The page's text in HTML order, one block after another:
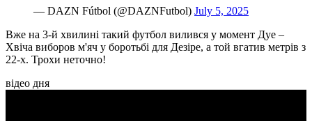
— DAZN Fútbol (@DAZNFutbol) July 5, 2025
Вже на 3-й хвилині такий футбол вилився у момент Дуе –
Хвіча виборов м'яч у боротьбі для Дезіре, а той вгатив метрів з
22-х. Трохи неточно!
відео дня